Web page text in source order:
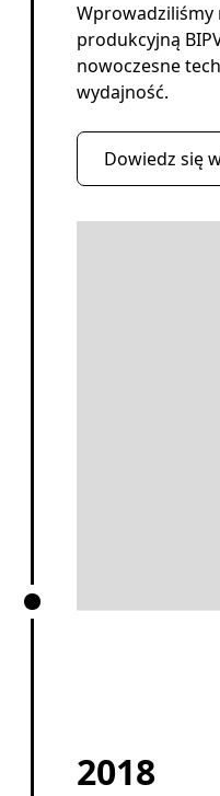
Wprowadziliśmy
produkcyjną
nowoczesne
wydajność.
Dowiedz się
2018